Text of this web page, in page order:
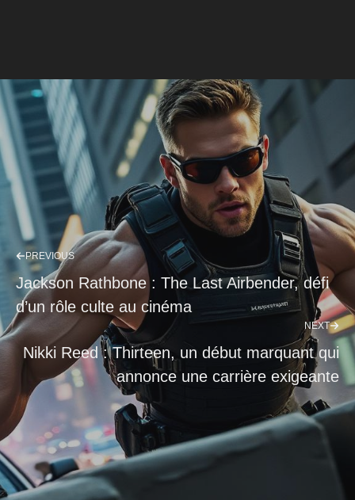
PREVIOUS
Jackson Rathbone : The Last Airbender, défi
d’un rôle culte au cinéma
NEXT
Nikki Reed : Thirteen, un début marquant qui
annonce une carrière exigeante